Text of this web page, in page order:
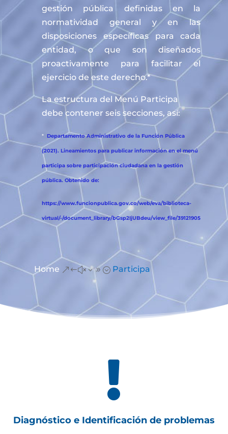
gestión pública definidas en la
normatividad general y en las
disposiciones específicas para cada
entidad, o que son diseñados
proactivamente para facilitar el
ejercicio de este derecho.*
La estructura del Menú Participa
debe contener seis secciones, así:
* Departamento Administrativo de la Función Pública
(2021). Lineamientos para publicar información en el menú
participa sobre participación ciudadana en la gestión
pública. Obtenido de:
https://www.funcionpublica.gov.co/web/eva/biblioteca-
virtual/-/document_library/bGsp2IjUBdeu/view_file/39121905
Home &#x39; Participa

Diagnóstico e Identificación de problemas